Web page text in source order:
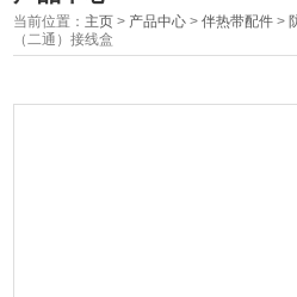
当前位置： 主页 > 产品中心 >伴热带配件 >
（二通）接线盒